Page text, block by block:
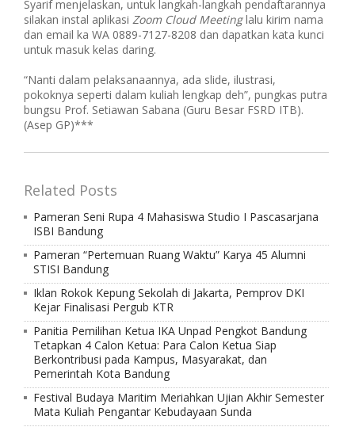
Syarif menjelaskan, untuk langkah-langkah pendaftarannya
silakan instal aplikasi Zoom Cloud Meetinglalu kirim nama
dan email ka WA 0889-7127-8208 dan dapatkan kata kunci
untuk masuk kelas daring.
“Nanti dalam pelaksanaannya, ada slide, ilustrasi,
pokoknya seperti dalam kuliah lengkap deh”, pungkas putra
bungsu Prof. Setiawan Sabana (Guru Besar FSRD ITB).
(Asep GP)***
Related Posts
Pameran Seni Rupa 4 Mahasiswa Studio I Pascasarjana
ISBI Bandung
Pameran “Pertemuan Ruang Waktu” Karya 45 Alumni
STISI Bandung
Iklan Rokok Kepung Sekolah di Jakarta, Pemprov DKI
Kejar Finalisasi Pergub KTR
Panitia Pemilihan Ketua IKA Unpad Pengkot Bandung
Tetapkan 4 Calon Ketua: Para Calon Ketua Siap
Berkontribusi pada Kampus, Masyarakat, dan
Pemerintah Kota Bandung
Festival Budaya Maritim Meriahkan Ujian Akhir Semester
Mata Kuliah Pengantar Kebudayaan Sunda